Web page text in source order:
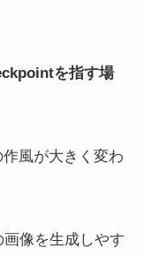
を指す場
風が大きく変わ
像を生成しやす